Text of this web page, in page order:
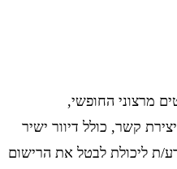
מרצוני החופשי,
קשר, כולל דיוור ישיר
ת ליכולת לבטל את הרישום